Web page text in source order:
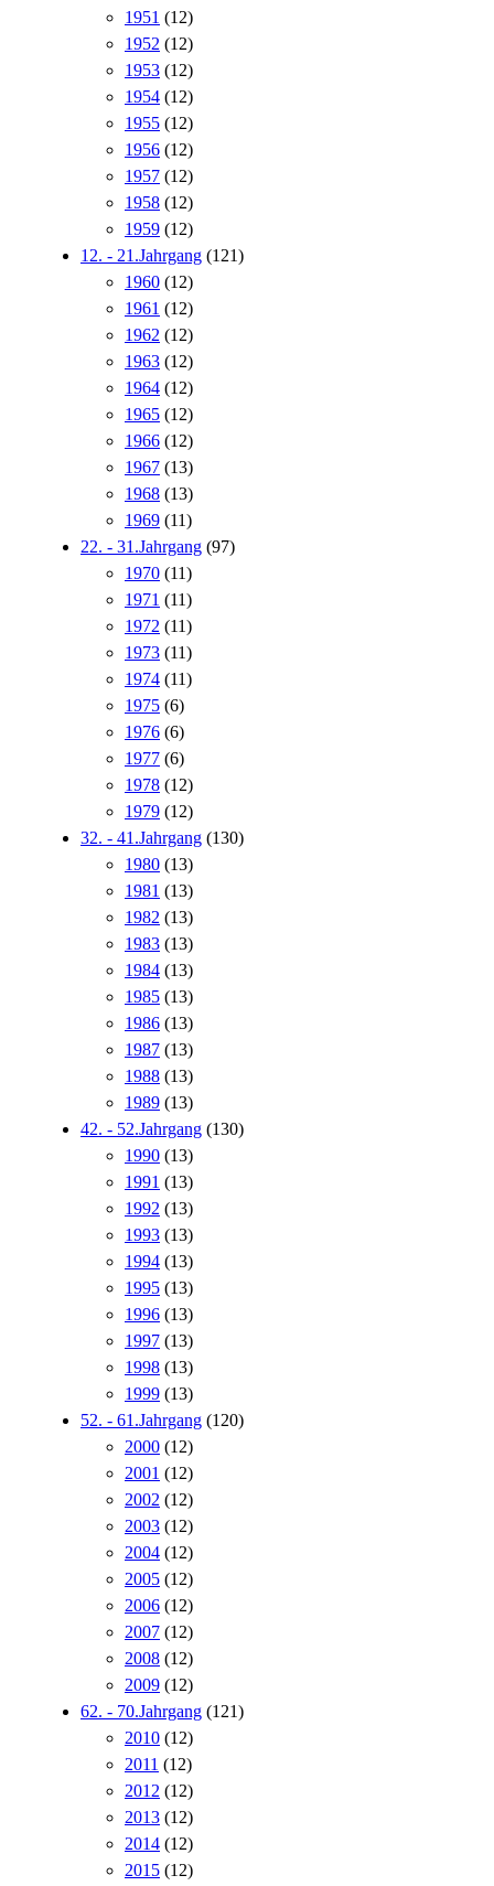
1951 (12)
1952 (12)
1953 (12)
1954 (12)
1955 (12)
1956 (12)
1957 (12)
1958 (12)
1959 (12)
12. - 21.Jahrgang (121)
1960 (12)
1961 (12)
1962 (12)
1963 (12)
1964 (12)
1965 (12)
1966 (12)
1967 (13)
1968 (13)
1969 (11)
22. - 31.Jahrgang (97)
1970 (11)
1971 (11)
1972 (11)
1973 (11)
1974 (11)
1975 (6)
1976 (6)
1977 (6)
1978 (12)
1979 (12)
32. - 41.Jahrgang (130)
1980 (13)
1981 (13)
1982 (13)
1983 (13)
1984 (13)
1985 (13)
1986 (13)
1987 (13)
1988 (13)
1989 (13)
42. - 52.Jahrgang (130)
1990 (13)
1991 (13)
1992 (13)
1993 (13)
1994 (13)
1995 (13)
1996 (13)
1997 (13)
1998 (13)
1999 (13)
52. - 61.Jahrgang (120)
2000 (12)
2001 (12)
2002 (12)
2003 (12)
2004 (12)
2005 (12)
2006 (12)
2007 (12)
2008 (12)
2009 (12)
62. - 70.Jahrgang (121)
2010 (12)
2011 (12)
2012 (12)
2013 (12)
2014 (12)
2015 (12)